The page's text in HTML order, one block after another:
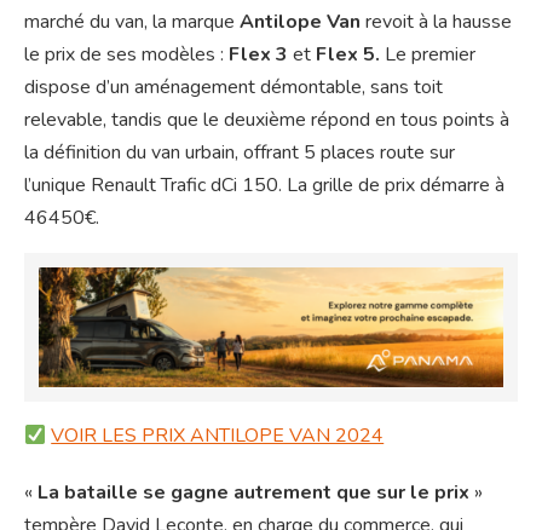
marché du van, la marque Antilope Van revoit à la hausse
le prix de ses modèles : Flex 3 et Flex 5. Le premier
dispose d’un aménagement démontable, sans toit
relevable, tandis que le deuxième répond en tous points à
la définition du van urbain, offrant 5 places route sur
l’unique Renault Trafic dCi 150. La grille de prix démarre à
46450€.
VOIR LES PRIX ANTILOPE VAN 2024
« La bataille se gagne autrement que sur le prix »